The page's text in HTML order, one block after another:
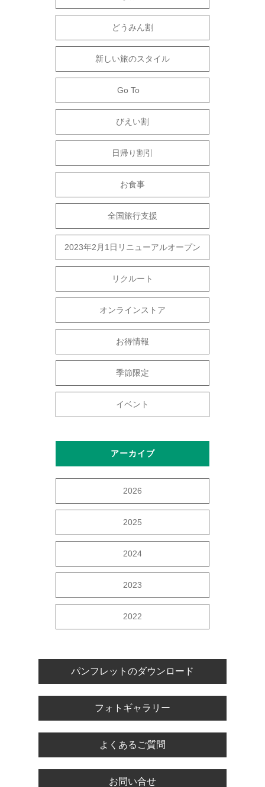
どうみん割
新しい旅のスタイル
Go To
びえい割
日帰り割引
お食事
全国旅行支援
2023年2月1日リニューアルオープン
リクルート
オンラインストア
お得情報
季節限定
イベント
アーカイブ
2026
2025
2024
2023
2022
パンフレットのダウンロード
フォトギャラリー
よくあるご質問
お問い合せ